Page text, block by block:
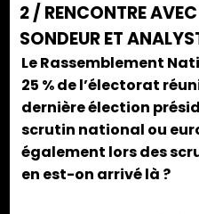
2 / RENCONTRE
SONDEUR ET
Le Rassemblement
25 % de l’électorat
dernière élection
scrutin national ou
également lors des
en est-on arrivé là ?